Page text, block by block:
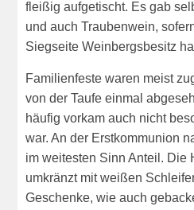
fleißig aufgetischt. Es gab
und auch Traubenwein,
Siegseite Weinbergsbesitz
Familienfeste waren meist
von der Taufe einmal
häufig vorkam auch nicht
war. An der Erstkommunion
im weitesten Sinn Anteil. Die
umkränzt mit weißen
Geschenke, wie auch